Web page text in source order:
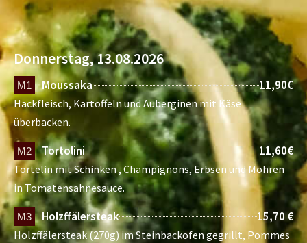
Donnerstag, 13.08.2026
M1 Moussaka 11,90€
Hackfleisch, Kartoffeln und Auberginen mit Käse
überbacken.
M2 Tortolini 11,60€
Tortelin mit Schinken , Champignons, Erbsen und Möhren
in Tomatensahnesauce.
M3 Holzffälersteak 15,70 €
Holzffälersteak (270g) im Steinbackofen gegrillt, Pommes